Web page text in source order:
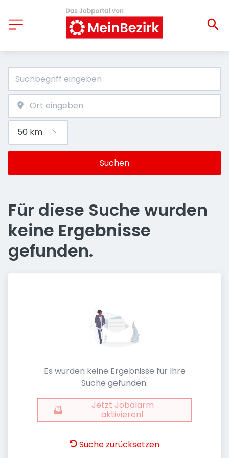
Suchen
Für diese Suche wurden
keine Ergebnisse
gefunden.
Es wurden keine Ergebnisse für Ihre
Suche gefunden.
Jetzt Jobalarm
aktivieren!
Suche zurücksetzen